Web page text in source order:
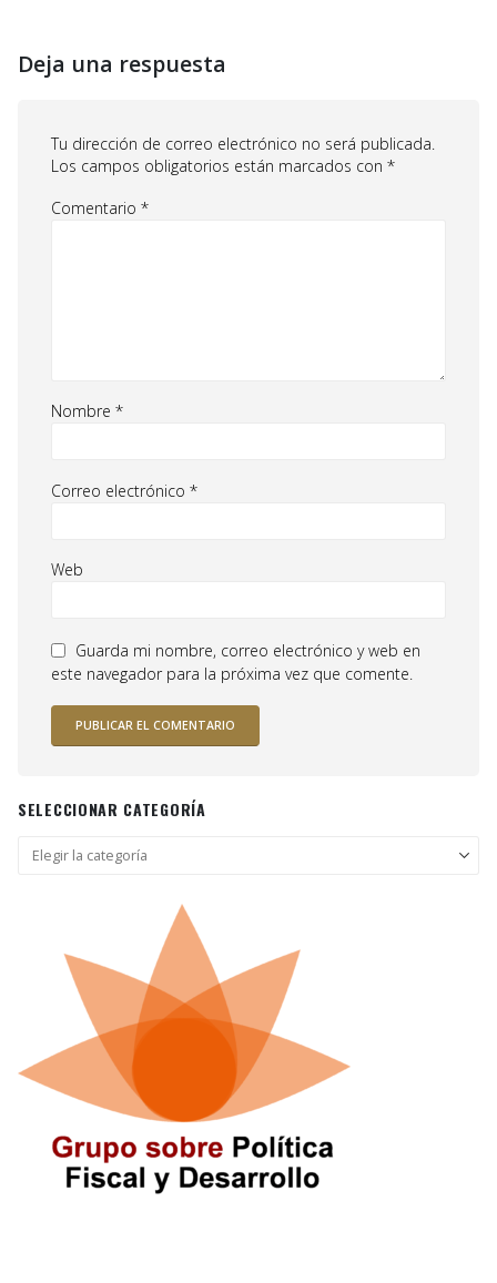
Deja una respuesta
Tu dirección de correo electrónico no será publicada.
Los campos obligatorios están marcados con *
Comentario *
Nombre *
Correo electrónico *
Web
Guarda mi nombre, correo electrónico y web en
este navegador para la próxima vez que comente.
SELECCIONAR CATEGORÍA
Seleccionar
categoría